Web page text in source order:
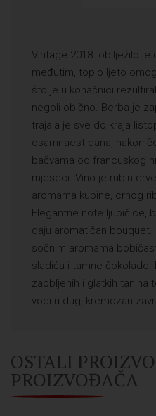
Vintage 2018. obilježilo
međutim, toplo ljeto
što je u konačnici
negoli obično. Berba je
trajala je sve do kraja
osamnaest dana, nakon
bačvama od francuskog
mjeseci. Vino je rubin
aromama kupine, crnog
Elegantne note ljubičice,
daju aromatičan
sočnim aromama
sladića i tamne čokolade.
zaobljenih i glatkih tanina
vodi u dug, kremozan
OSTALI
PROIZVOĐAČA